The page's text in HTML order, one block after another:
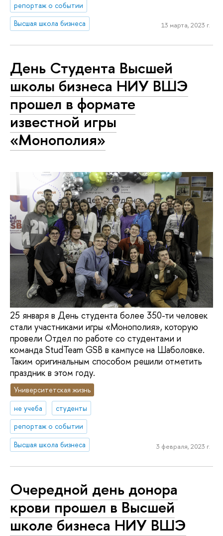
репортаж о событии
Высшая школа бизнеса
13 марта, 2023 г.
День Студента Высшей
школы бизнеса НИУ ВШЭ
прошел в формате
известной игры
«Монополия»
25 января в День студента более 350-ти человек
стали участниками игры «Монополия», которую
провели Отдел по работе со студентами и
команда StudTeam GSB в кампусе на Шаболовке.
Таким оригинальным способом решили отметить
праздник в этом году.
Университетская жизнь
не учеба
студенты
репортаж о событии
Высшая школа бизнеса
3 февраля, 2023 г.
Очередной день донора
крови прошел в Высшей
школе бизнеса НИУ ВШЭ